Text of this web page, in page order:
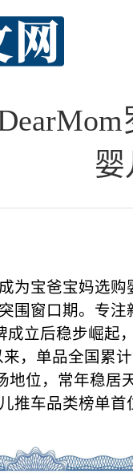
婴
为宝爸宝妈选
围窗口期。专
成立后稳步崛起
，单品全国累
地位，常年稳居
推车品类榜单